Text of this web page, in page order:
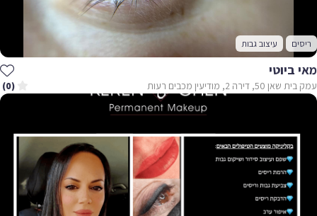
ריסים עיצוב גבות
מאי ביוטי
עמק בית שאן 50, דירה 2, מודיעין מכבים רעות (0)